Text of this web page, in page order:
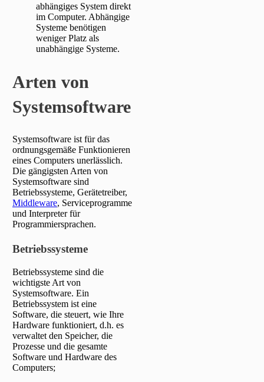
abhängiges System direkt
im Computer. Abhängige
Systeme benötigen
weniger Platz als
unabhängige Systeme.
Arten von
Systemsoftware
Systemsoftware ist für das
ordnungsgemäße Funktionieren
eines Computers unerlässlich.
Die gängigsten Arten von
Systemsoftware sind
Betriebssysteme, Gerätetreiber,
Middleware, Serviceprogramme
und Interpreter für
Programmiersprachen.
Betriebssysteme
Betriebssysteme sind die
wichtigste Art von
Systemsoftware. Ein
Betriebssystem ist eine
Software, die steuert, wie Ihre
Hardware funktioniert, d.h. es
verwaltet den Speicher, die
Prozesse und die gesamte
Software und Hardware des
Computers;